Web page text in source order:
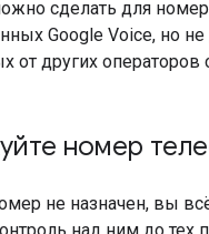
сделать для
Google Voice, но
от других операторов
номер
не назначен, вы